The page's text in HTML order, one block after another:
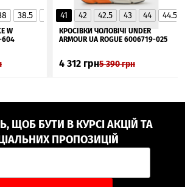
38.5 40 40.5
41
▲
W
604
41 42 42.5 43 44 44.5
КРОСІВКИ ЧОЛОВІЧІ UNDER
ARMOUR UA ROGUE 6006719-025
4 312 грн5 390грн
ЩОБ БУТИ В КУРСІ АКЦІЙ ТА
ПРОПОЗИЦІЙ